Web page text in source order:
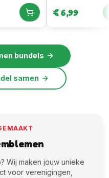
€6,99
bundels
samen
Wij maken jouw unieke
voor verenigingen,